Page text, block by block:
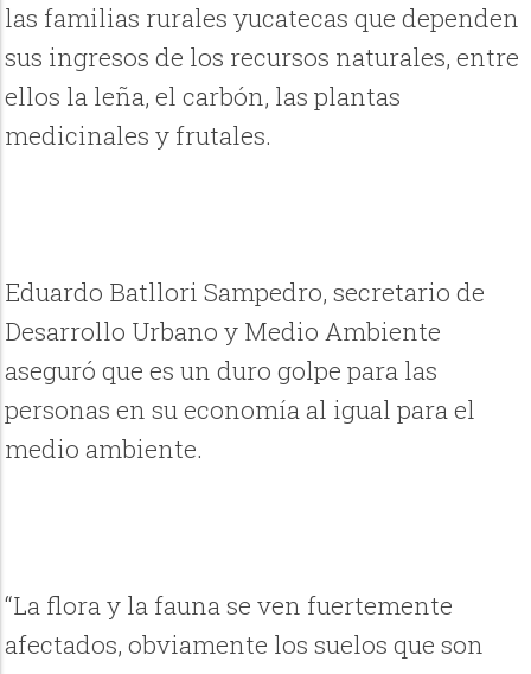
las familias rurales yucatecas que dependen
sus ingresos de los recursos naturales, entre
ellos la leña, el carbón, las plantas
medicinales y frutales.
Eduardo Batllori Sampedro, secretario de
Desarrollo Urbano y Medio Ambiente
aseguró que es un duro golpe para las
personas en su economía al igual para el
medio ambiente.
“La flora y la fauna se ven fuertemente
afectados, obviamente los suelos que son